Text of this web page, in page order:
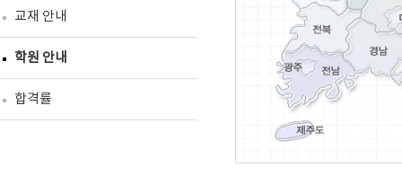
교재 안내
학원 안내
합격률